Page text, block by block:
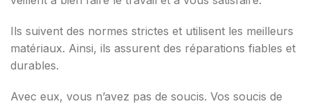
Ils suivent des normes strictes et utilisent les meilleurs
matériaux. Ainsi, ils assurent des réparations fiables et
durables.
Avec eux, vous n’avez pas de soucis. Vos soucis de